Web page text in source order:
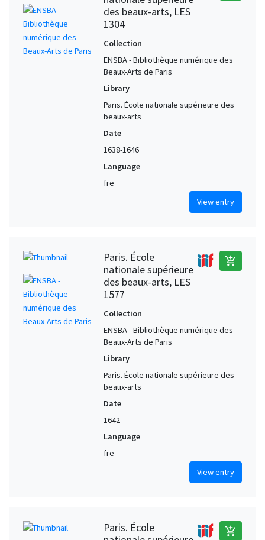
des beaux-arts, LES
1304
Collection
ENSBA - Bibliothèque numérique des
Beaux-Arts de Paris
Library
Paris. École nationale supérieure des
beaux-arts
Date
1638-1646
Language
fre
View entry
Paris. École
nationale supérieure
des beaux-arts, LES
1577
add_shopping_cart
Collection
ENSBA - Bibliothèque numérique des
Beaux-Arts de Paris
Library
Paris. École nationale supérieure des
beaux-arts
Date
1642
Language
fre
View entry
Paris. École
add_shopping_cart